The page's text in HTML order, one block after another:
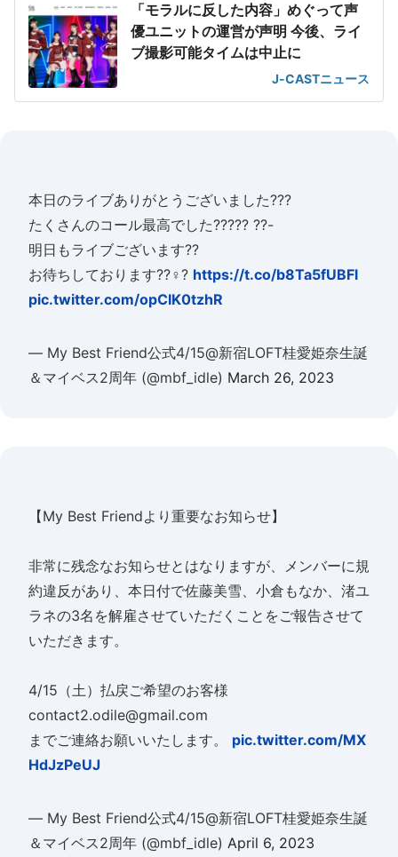
「モラルに反した内容」めぐって声
優ユニットの運営が声明 今後、ライ
ブ撮影可能タイムは中止に
J-CASTニュース
本日のライブありがとうございました???
たくさんのコール最高でした????? ??-
明日もライブございます??
お待ちしております??♀? https://t.co/b8Ta5fUBFl
pic.twitter.com/opCIK0tzhR
— My Best Friend公式4/15@新宿LOFT桂愛姫奈生誕
＆マイベス2周年 (@mbf_idle) March 26, 2023
【My Best Friendより重要なお知らせ】
非常に残念なお知らせとはなりますが、メンバーに規
約違反があり、本日付で佐藤美雪、小倉もなか、渚ユ
ラネの3名を解雇させていただくことをご報告させて
いただきます。
4/15（土）払戻ご希望のお客様
contact2.odile@gmail.com
までご連絡お願いいたします。 pic.twitter.com/MX
HdJzPeUJ
— My Best Friend公式4/15@新宿LOFT桂愛姫奈生誕
＆マイベス2周年 (@mbf_idle) April 6, 2023